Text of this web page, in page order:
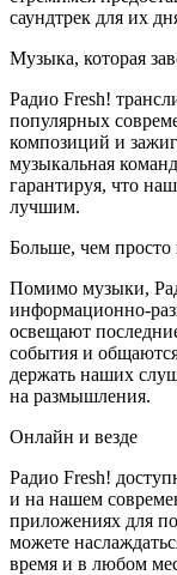
саундтрек для их
Музыка, которая
Радио Fresh!
популярных
композиций и
музыкальная
гарантируя, что
лучшим.
Больше, чем просто
Помимо музыки,
информационно-
освещают
события и
держать наших
на размышления.
Онлайн и везде
Радио Fresh!
и на нашем
приложениях для
можете
время и в любом